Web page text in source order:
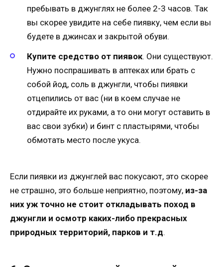
пребывать в джунглях не более 2-3 часов. Так
вы скорее увидите на себе пиявку, чем если вы
будете в джинсах и закрытой обуви.
Купите средство от пиявок. Они существуют.
Нужно поспрашивать в аптеках или брать с
собой йод, соль в джунгли, чтобы пиявки
отцепились от вас (ни в коем случае не
отдирайте их руками, а то они могут оставить в
вас свои зубки) и бинт с пластырями, чтобы
обмотать место после укуса.
Если пиявки из джунглей вас покусают, это скорее
не страшно, это больше неприятно, поэтому, из-за
них уж точно не стоит откладывать поход в
джунгли и осмотр каких-либо прекрасных
природных территорий, парков и т.д.